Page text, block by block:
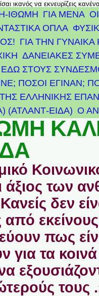
ικανός να εκνευρίζεις
ΙΘΩΜΗ ΓΙΑ ΜΕΝΑ
ΟΠΛΑ
ΓΙΑ ΤΗΝ ΓΥΝΑΙΚΑ
ΔΑΝΕΙΑΚΕΣ
ΕΔΩ ΣΤΟΥΣ
ΠΟΣΟΙ ΕΓΙΝΑΝ;
ΕΛΛΗΝΙΚΉΣ
(ΑΤΛΑΝΤ-ΕΙΔΑ) Ο
άξιος των
δεν
πως
τα κοινά
τους